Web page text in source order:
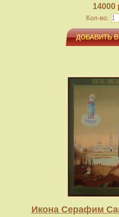
14000
Кол-во:
ДОБАВИТЬ
Икона Серафим